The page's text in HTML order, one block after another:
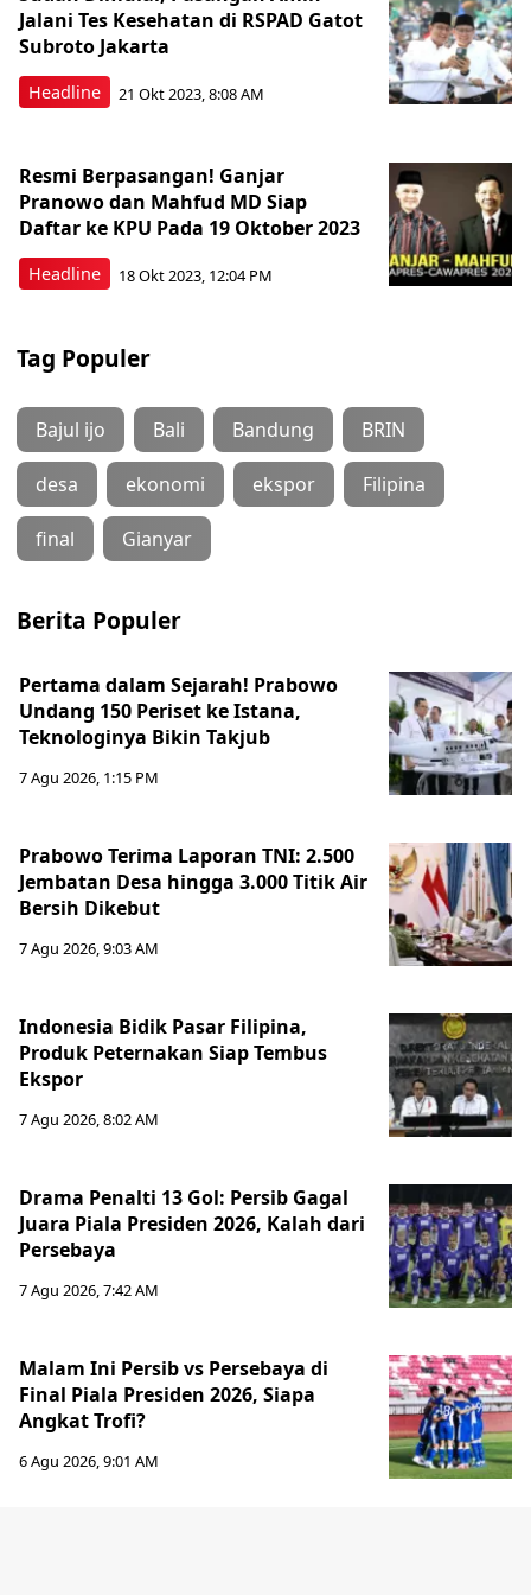
Headline
Jalani Tes Kesehatan di RSPAD Gatot
Subroto Jakarta
21 Okt 2023, 8:08 AM
Headline
Resmi Berpasangan! Ganjar
Pranowo dan Mahfud MD Siap
Daftar ke KPU Pada 19 Oktober 2023
18 Okt 2023, 12:04 PM
Tag Populer
Bajul ijo Bali Bandung BRIN
desa ekonomi ekspor Filipina
final Gianyar
Berita Populer
Pertama dalam Sejarah! Prabowo
Undang 150 Periset ke Istana,
Teknologinya Bikin Takjub
7 Agu 2026, 1:15 PM
Prabowo Terima Laporan TNI: 2.500
Jembatan Desa hingga 3.000 Titik Air
Bersih Dikebut
7 Agu 2026, 9:03 AM
Indonesia Bidik Pasar Filipina,
Produk Peternakan Siap Tembus
Ekspor
7 Agu 2026, 8:02 AM
Drama Penalti 13 Gol: Persib Gagal
Juara Piala Presiden 2026, Kalah dari
Persebaya
7 Agu 2026, 7:42 AM
Malam Ini Persib vs Persebaya di
Final Piala Presiden 2026, Siapa
Angkat Trofi?
6 Agu 2026, 9:01 AM